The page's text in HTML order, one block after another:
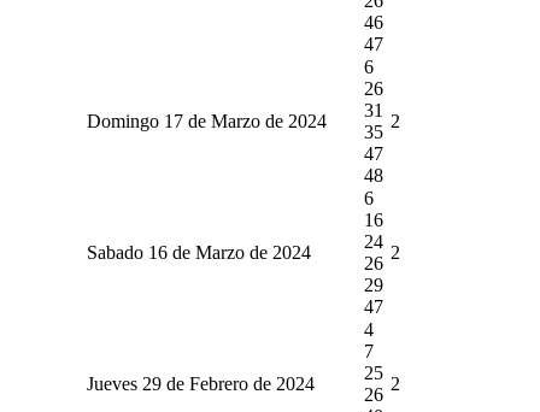
46
47
Domingo 17 de Marzo de 2024
6
26
31
35
47
48
2
Sabado 16 de Marzo de 2024
6
16
24
26
29
47
2
Jueves 29 de Febrero de 2024
4
7
25
26
2